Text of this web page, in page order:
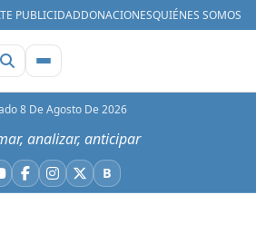
PUBLICIDADDONACIONESQUIÉNES SOMOS
8 De Agosto De 2026
analizar, anticipar
Facebook
Instagram
X BBluesky